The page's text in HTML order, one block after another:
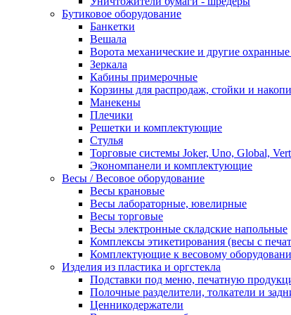
Бутиковое оборудование
Банкетки
Вешала
Ворота механические и другие охранные
Зеркала
Кабины примерочные
Корзины для распродаж, стойки и
Манекены
Плечики
Решетки и комплектующие
Стулья
Торговые системы Joker, Uno, Global,
Экономпанели и комплектующие
Весы / Весовое оборудование
Весы крановые
Весы лабораторные, ювелирные
Весы торговые
Весы электронные складские напольные
Комплексы этикетирования (весы с
Комплектующие к весовому
Изделия из пластика и оргстекла
Подставки под меню, печатную
Полочные разделители, толкатели и
Ценникодержатели